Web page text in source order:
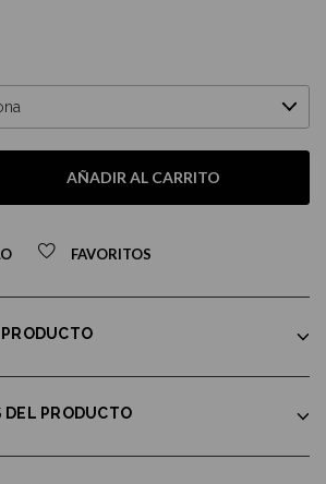
AÑADIR AL CARRITO
FAVORITOS
DEL PRODUCTO